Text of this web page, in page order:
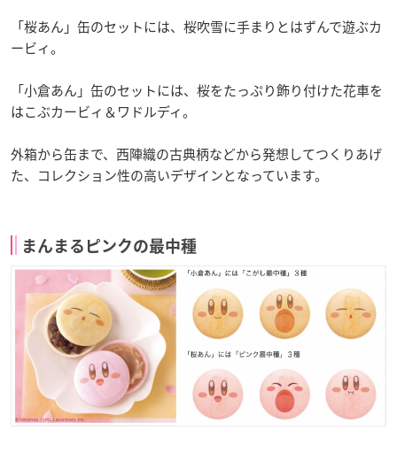
「桜あん」缶のセットには、桜吹雪に手まりとはずんで遊ぶカ
ービィ。
「小倉あん」缶のセットには、桜をたっぷり飾り付けた花車を
はこぶカービィ＆ワドルディ。
外箱から缶まで、西陣織の古典柄などから発想してつくりあげ
た、コレクション性の高いデザインとなっています。
まんまるピンクの最中種